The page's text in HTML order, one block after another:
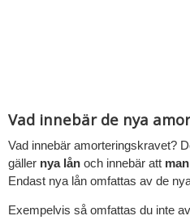
Vad innebär de nya
Vad innebär amorteringskravet?
gäller nya lån och innebär att
Endast nya lån omfattas av de
Exempelvis så omfattas du inte